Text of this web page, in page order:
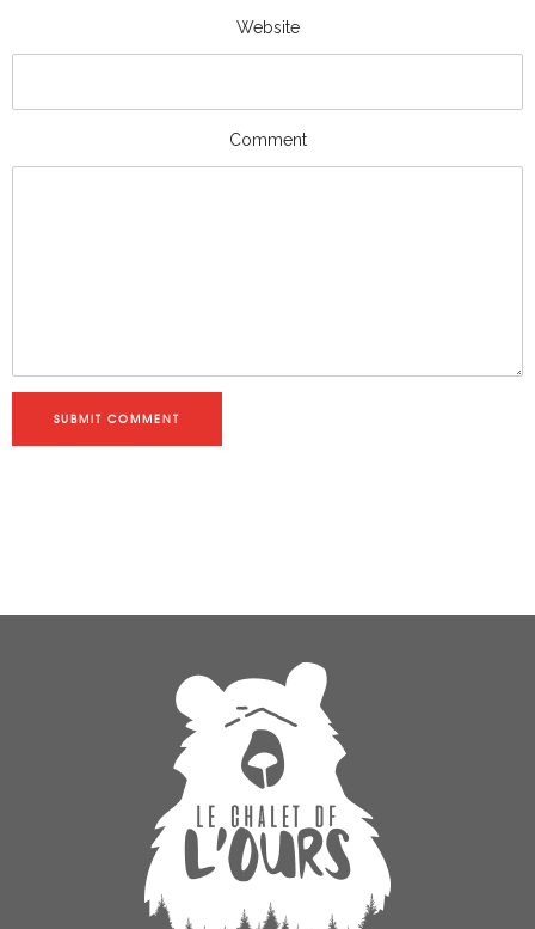
Website
Comment
SUBMIT COMMENT